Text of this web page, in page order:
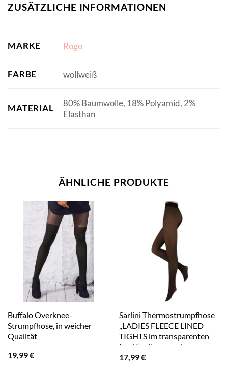
ZUSÄTZLICHE INFORMATIONEN
MARKE Rogo
FARBE wollweiß
MATERIAL
80% Baumwolle, 18% Polyamid, 2%
Elasthan
ÄHNLICHE PRODUKTE
Buffalo Overknee-
Strumpfhose, in weicher
Qualität
19,99€
Sarlini Thermostrumpfhose
„LADIES FLEECE LINED
TIGHTS im transparenten
Look“, mit angenehmer
Fleece-Fütterung in
17,99€